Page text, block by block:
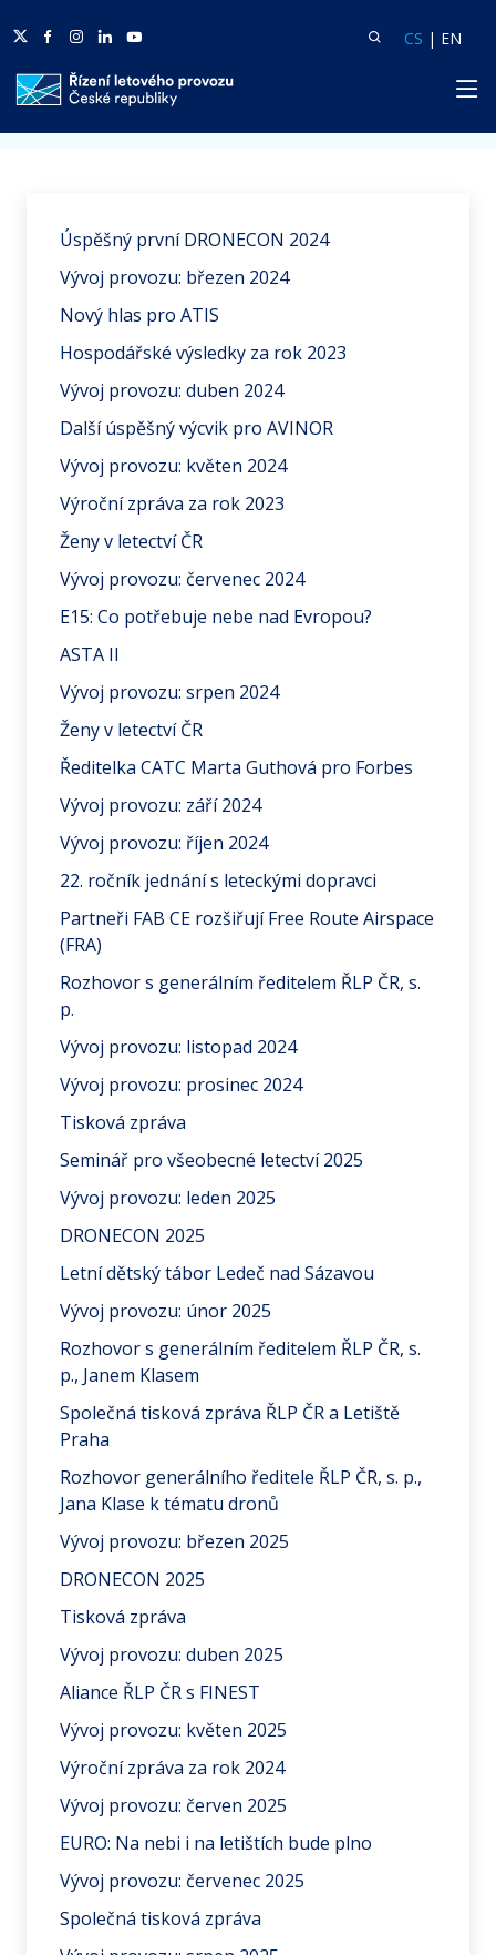
TwitterFacebook
Facebook
Linkedin Vyhledat
CS | EN
Úspěšný první DRONECON 2024
Vývoj provozu: březen 2024
Nový hlas pro ATIS
Hospodářské výsledky za rok 2023
Vývoj provozu: duben 2024
Další úspěšný výcvik pro AVINOR
Vývoj provozu: květen 2024
Výroční zpráva za rok 2023
Ženy v letectví ČR
Vývoj provozu: červenec 2024
E15: Co potřebuje nebe nad Evropou?
ASTA II
Vývoj provozu: srpen 2024
Ženy v letectví ČR
Ředitelka CATC Marta Guthová pro Forbes
Vývoj provozu: září 2024
Vývoj provozu: říjen 2024
22. ročník jednání s leteckými dopravci
Partneři FAB CE rozšiřují Free Route Airspace
(FRA)
Rozhovor s generálním ředitelem ŘLP ČR, s.
p.
Vývoj provozu: listopad 2024
Vývoj provozu: prosinec 2024
Tisková zpráva
Seminář pro všeobecné letectví 2025
Vývoj provozu: leden 2025
DRONECON 2025
Letní dětský tábor Ledeč nad Sázavou
Vývoj provozu: únor 2025
Rozhovor s generálním ředitelem ŘLP ČR, s.
p., Janem Klasem
Společná tisková zpráva ŘLP ČR a Letiště
Praha
Rozhovor generálního ředitele ŘLP ČR, s. p.,
Jana Klase k tématu dronů
Vývoj provozu: březen 2025
DRONECON 2025
Tisková zpráva
Vývoj provozu: duben 2025
Aliance ŘLP ČR s FINEST
Vývoj provozu: květen 2025
Výroční zpráva za rok 2024
Vývoj provozu: červen 2025
EURO: Na nebi i na letištích bude plno
Vývoj provozu: červenec 2025
Společná tisková zpráva